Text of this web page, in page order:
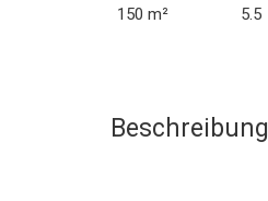
150 m² 5.5
Beschreibung